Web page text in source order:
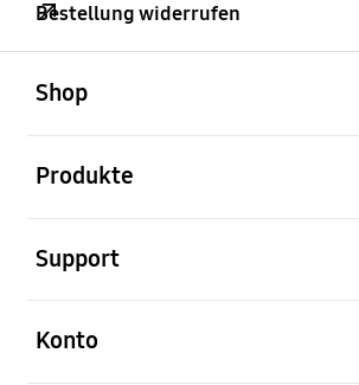
Bestellung widerrufen
Shop
Produkte
Support
Konto